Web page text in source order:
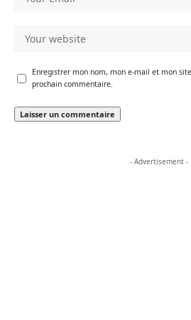
Enregistrer mon nom, mon e-mail et mon
prochain commentaire.
- Advertisement -